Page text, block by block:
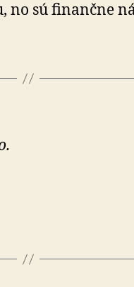
no sú finančne